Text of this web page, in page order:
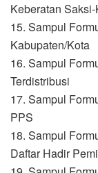
Keberatan
15. Sampul
Kabupaten/Kota
16. Sampul
Terdistribusi
17. Sampul
PPS
18. Sampul
Daftar Hadir